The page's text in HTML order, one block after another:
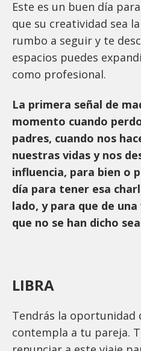
Este es un buen día
que su creatividad sea
rumbo a seguir y te
espacios puedes
como profesional.
La primera señal de
momento cuando
padres, cuando nos
nuestras vidas y nos
influencia, para bien o
día para tener esa
lado, y para que de
que no se han dicho
LIBRA
Tendrás la oportunidad
contempla a tu pareja.